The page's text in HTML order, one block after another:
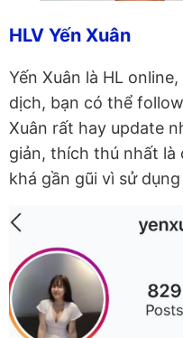
HLV Yến Xuân
Yến Xuân là HL
dịch, bạn có thể
Xuân rất hay update
giản, thích thú nhất là
khá gần gũi vì sử